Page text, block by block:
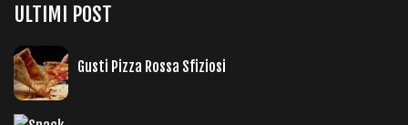
ULTIMI POST
Gusti Pizza Rossa Sfiziosi